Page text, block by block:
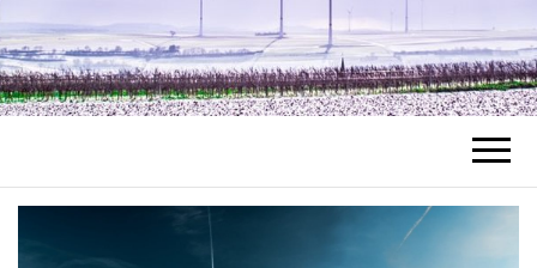
LE
SYNDROME
DU TITANIC
Tous les sujets écologiques!